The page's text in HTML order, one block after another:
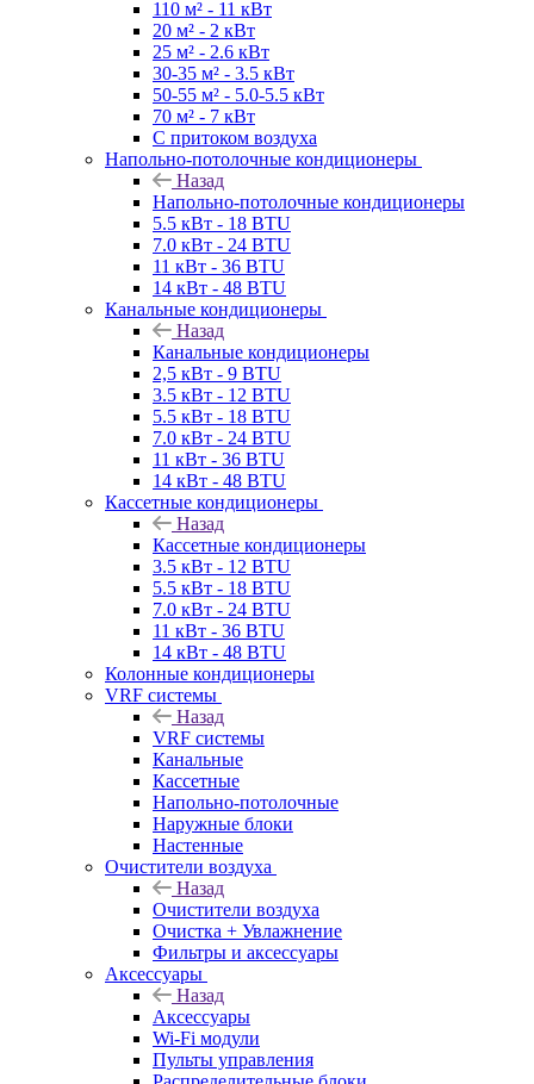
110 м² - 11 кВт
20 м² - 2 кВт
25 м² - 2.6 кВт
30-35 м² - 3.5 кВт
50-55 м² - 5.0-5.5 кВт
70 м² - 7 кВт
С притоком воздуха
Напольно-потолочные кондиционеры
Назад
Напольно-потолочные кондиционеры
5.5 кВт - 18 BTU
7.0 кВт - 24 BTU
11 кВт - 36 BTU
14 кВт - 48 BTU
Канальные кондиционеры
Назад
Канальные кондиционеры
2,5 кВт - 9 BTU
3.5 кВт - 12 BTU
5.5 кВт - 18 BTU
7.0 кВт - 24 BTU
11 кВт - 36 BTU
14 кВт - 48 BTU
Кассетные кондиционеры
Назад
Кассетные кондиционеры
3.5 кВт - 12 BTU
5.5 кВт - 18 BTU
7.0 кВт - 24 BTU
11 кВт - 36 BTU
14 кВт - 48 BTU
Колонные кондиционеры
VRF системы
Назад
VRF системы
Канальные
Кассетные
Напольно-потолочные
Наружные блоки
Настенные
Очистители воздуха
Назад
Очистители воздуха
Очистка + Увлажнение
Фильтры и аксессуары
Аксессуары
Назад
Аксессуары
Wi-Fi модули
Пульты управления